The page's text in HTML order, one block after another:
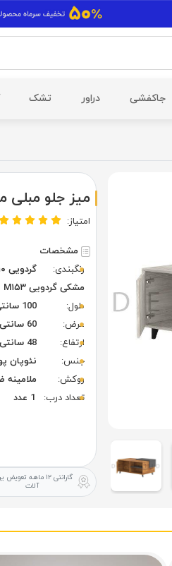
جاکفشی دراور تشک
میز جلو
امتیاز:
مشخصات
رنگبندی:
مشکی گردویی M۱۵۳
طول:
100 سانتی متر
عرض:
60 سانتی متر
ارتفاع:
48 سانتی متر
جنس:
نئوپان
روکش:
تعداد درب:
1 عدد
گارانتی ۱۲ ماهه
تعویض
آلات